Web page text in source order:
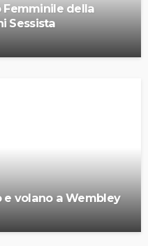
Femminile della
Sessista
e volano a Wembley